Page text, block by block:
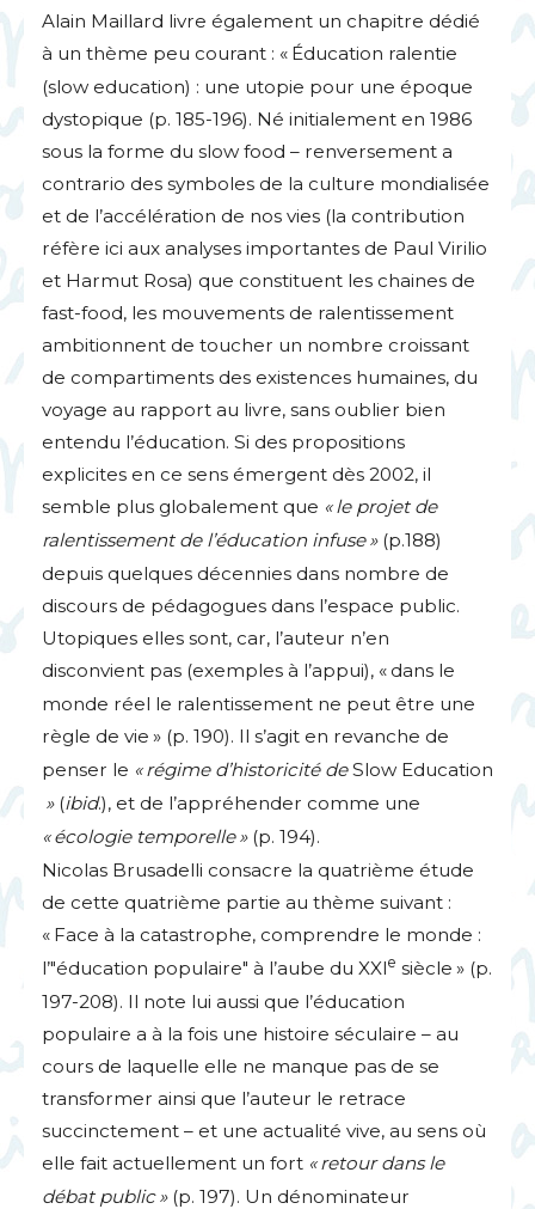
Alain Maillard livre également un chapitre dédié
à un thème peu courant : « Éducation ralentie
(slow education) : une utopie pour une époque
dystopique (p. 185-196). Né initialement en 1986
sous la forme du slow food – renversement a
contrario des symboles de la culture mondialisée
et de l’accélération de nos vies (la contribution
réfère ici aux analyses importantes de Paul Virilio
et Harmut Rosa) que constituent les chaines de
fast-food, les mouvements de ralentissement
ambitionnent de toucher un nombre croissant
de compartiments des existences humaines, du
voyage au rapport au livre, sans oublier bien
entendu l’éducation. Si des propositions
explicites en ce sens émergent dès 2002, il
semble plus globalement que « le projet de
ralentissement de l’éducation infuse »(p.188)
depuis quelques décennies dans nombre de
discours de pédagogues dans l’espace public.
Utopiques elles sont, car, l’auteur n’en
disconvient pas (exemples à l’appui), « dans le
monde réel le ralentissement ne peut être une
règle de vie » (p. 190). Il s’agit en revanche de
penser le « régime d’historicité deSlow Education
»(ibid.), et de l’appréhender comme une
« écologie temporelle »(p. 194).
Nicolas Brusadelli consacre la quatrième étude
de cette quatrième partie au thème suivant :
« Face à la catastrophe, comprendre le monde :
l’"éducation populaire" à l’aube du XXIe siècle » (p.
197-208). Il note lui aussi que l’éducation
populaire a à la fois une histoire séculaire – au
cours de laquelle elle ne manque pas de se
transformer ainsi que l’auteur le retrace
succinctement – et une actualité vive, au sens où
elle fait actuellement un fort « retour dans le
débat public »(p. 197). Un dénominateur